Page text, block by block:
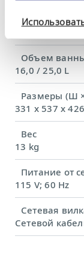
Расход
Объем
16,0 / 25,0 L
Размеры (Ш
331 x 537 x
Вес
13 kg
Питание от
115 V; 60 Hz
Сетевая
Сетевой